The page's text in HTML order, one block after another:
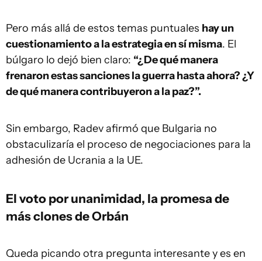
Pero más allá de estos temas puntuales hay un
cuestionamiento a la estrategia en sí misma. El
búlgaro lo dejó bien claro: “¿De qué manera
frenaron estas sanciones la guerra hasta ahora? ¿Y
de qué manera contribuyeron a la paz?”.
Sin embargo, Radev afirmó que Bulgaria no
obstaculizaría el proceso de negociaciones para la
adhesión de Ucrania a la UE.
El voto por unanimidad, la promesa de
más clones de Orbán
Queda picando otra pregunta interesante y es en